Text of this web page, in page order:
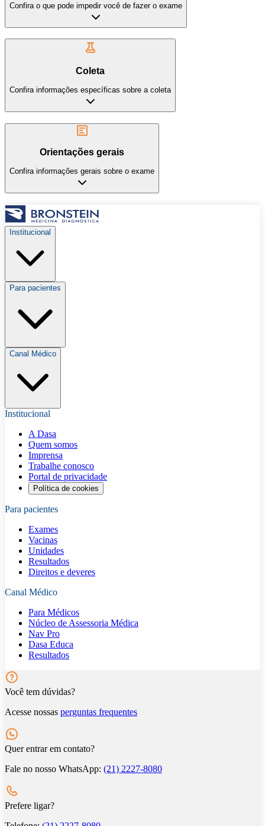
Confira o que pode impedir você de fazer o exame
Coleta
Confira informações específicas sobre a coleta
Orientações gerais
Confira informações gerais sobre o exame
Institucional
Para pacientes
Canal Médico
Institucional
A Dasa
Quem somos
Imprensa
Trabalhe conosco
Portal de privacidade
Política de cookies
Para pacientes
Exames
Vacinas
Unidades
Resultados
Direitos e deveres
Canal Médico
Para Médicos
Núcleo de Assessoria Médica
Nav Pro
Dasa Educa
Resultados
Você tem dúvidas?
Acesse nossas perguntas frequentes
Quer entrar em contato?
Fale no nosso WhatsApp: (21) 2227-8080
Prefere ligar?